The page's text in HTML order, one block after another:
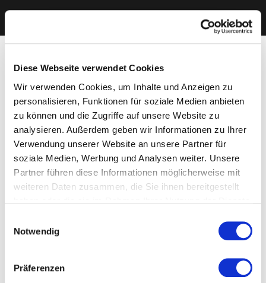
Diese Webseite verwendet Cookies
Wir verwenden Cookies, um Inhalte und Anzeigen zu
personalisieren, Funktionen für soziale Medien anbieten
zu können und die Zugriffe auf unsere Website zu
analysieren. Außerdem geben wir Informationen zu Ihrer
Verwendung unserer Website an unsere Partner für
soziale Medien, Werbung und Analysen weiter. Unsere
Partner führen diese Informationen möglicherweise mit
weiteren Daten zusammen, die Sie ihnen bereitgestellt
Cookies, wenn Sie unsere Webseite weiterhin nutzen.
Notwendig
Präferenzen